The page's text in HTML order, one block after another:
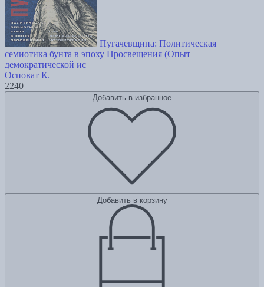
Пугачевщина: Политическая
семиотика бунта в эпоху Просвещения (Опыт
демократической ис
Осповат К.
2240
Добавить в избранное
Добавить в корзину